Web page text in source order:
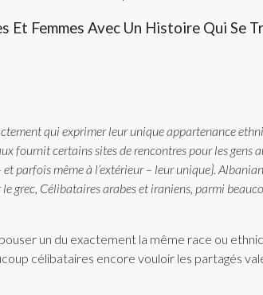
Et Femmes Avec Un Histoire Qui Se
qui exprimer leur unique appartenance
fournit certains sites de rencontres pour les
parfois même à l’extérieur – leur unique}.
grec, Célibataires arabes et iraniens, parmi
un du exactement la même race ou
célibataires encore vouloir les partagés